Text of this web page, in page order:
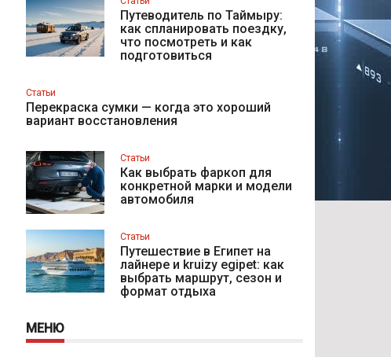
Путеводитель по Таймыру:
как спланировать поездку,
что посмотреть и как
подготовиться
Статьи
Перекраска сумки — когда это хороший
вариант восстановления
Статьи
Как выбрать фаркоп для
конкретной марки и модели
автомобиля
Статьи
Путешествие в Египет на
лайнере и kruizy egipet: как
выбрать маршрут, сезон и
формат отдыха
МЕНЮ